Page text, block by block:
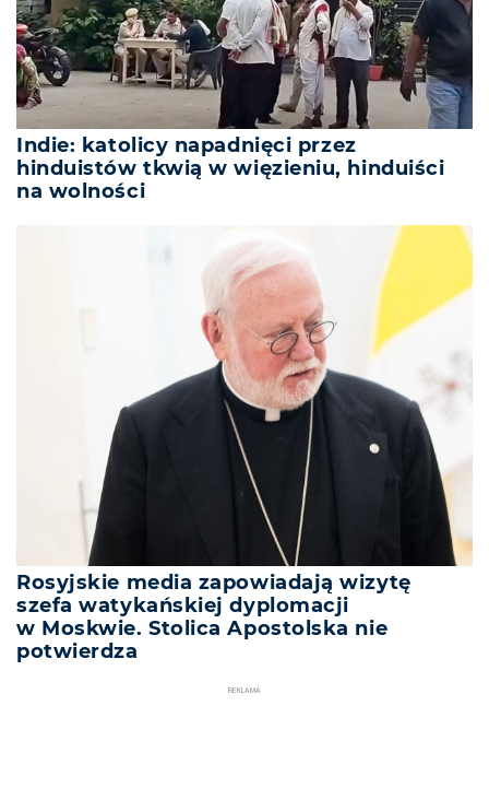
Indie: katolicy napadnięci przez
hinduistów tkwią w więzieniu, hinduiści
na wolności
Rosyjskie media zapowiadają wizytę
szefa watykańskiej dyplomacji
w Moskwie. Stolica Apostolska nie
potwierdza
REKLAMA